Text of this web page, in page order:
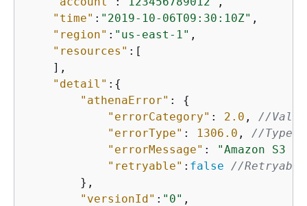
"time" : "2019-10-06T09:30:10Z" ,
"region" : "us-east-1" ,
"resources" :[
    ],
"detail" : {
"athenaError" : {
"errorCategory" : 2.0 , //
"errorType" : 1306.0 , //Type
"errorMessage" :
"Amazon S3
"retryable" : false
//
        },
"versionId" : "0" ,